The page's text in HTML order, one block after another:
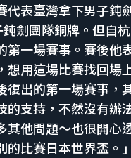
代表臺灣拿下男子
劍團隊銅牌。但自
第一場賽事。賽後他
想用這場比賽找回
復出的第一場賽事，
的支持，不然沒有
他問題～也很開心
比賽日本世界盃。」